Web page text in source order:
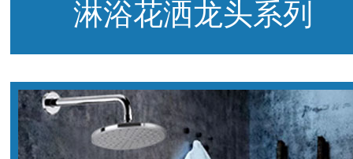
淋浴花洒龙头系列